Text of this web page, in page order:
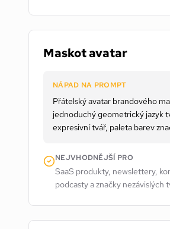
Maskot avatar
NÁPAD NA PROMPT
Přátelský avatar brandového
jednoduchý geometrický jazyk
expresivní tvář, paleta barev
NEJVHODNĚJŠÍ PRO
SaaS produkty, newslettery,
podcasty a značky nezávislých